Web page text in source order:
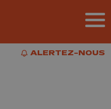
ALERTEZ-NOUS
ALERTEZ-NOUS